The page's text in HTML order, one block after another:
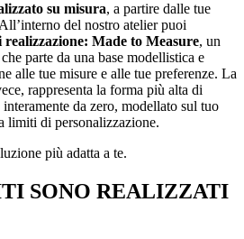
su misura, a partire dalle tue
del nostro atelier puoi
realizzazione: Made to Measure, un
parte da una base modellistica e
alle tue misure e alle tue preferenze. La
rappresenta la forma più alta di
da zero, modellato sul tuo
limiti di personalizzazione.
più adatta a te.
SONO REALIZZATI